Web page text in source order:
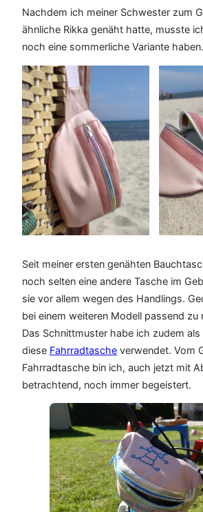
Nachdem ich meiner Schwester zum
ähnliche Rikka genäht hatte, musste
noch eine sommerliche Variante haben.
Seit meiner ersten genähten
noch selten eine andere Tasche im
sie vor allem wegen des Handlings.
bei einem weiteren Modell passend zu
Das Schnittmuster habe ich zudem als
diese Fahrradtasche verwendet. Vom
Fahrradtasche bin ich, auch jetzt mit
betrachtend, noch immer begeistert.